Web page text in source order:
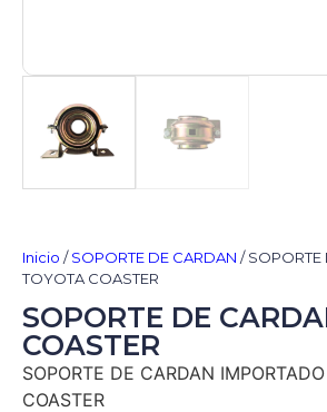
Inicio /SOPORTE DE CARDAN / SOPORTE
TOYOTA COASTER
SOPORTE DE
COASTER
SOPORTE DE CARDAN
COASTER